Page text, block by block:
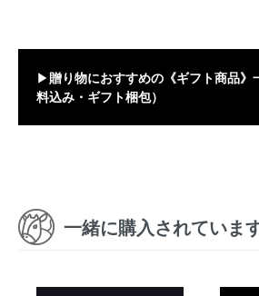
▶贈り物におすすめの《ギフト商品》
料込み・ギフト梱包）
一緒に購入されていま